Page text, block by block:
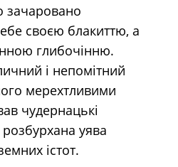
зачаровано
своєю блакиттю, а
глибочінню.
і непомітний
мерехтливими
чудернацькі
розбурхана уява
істот.